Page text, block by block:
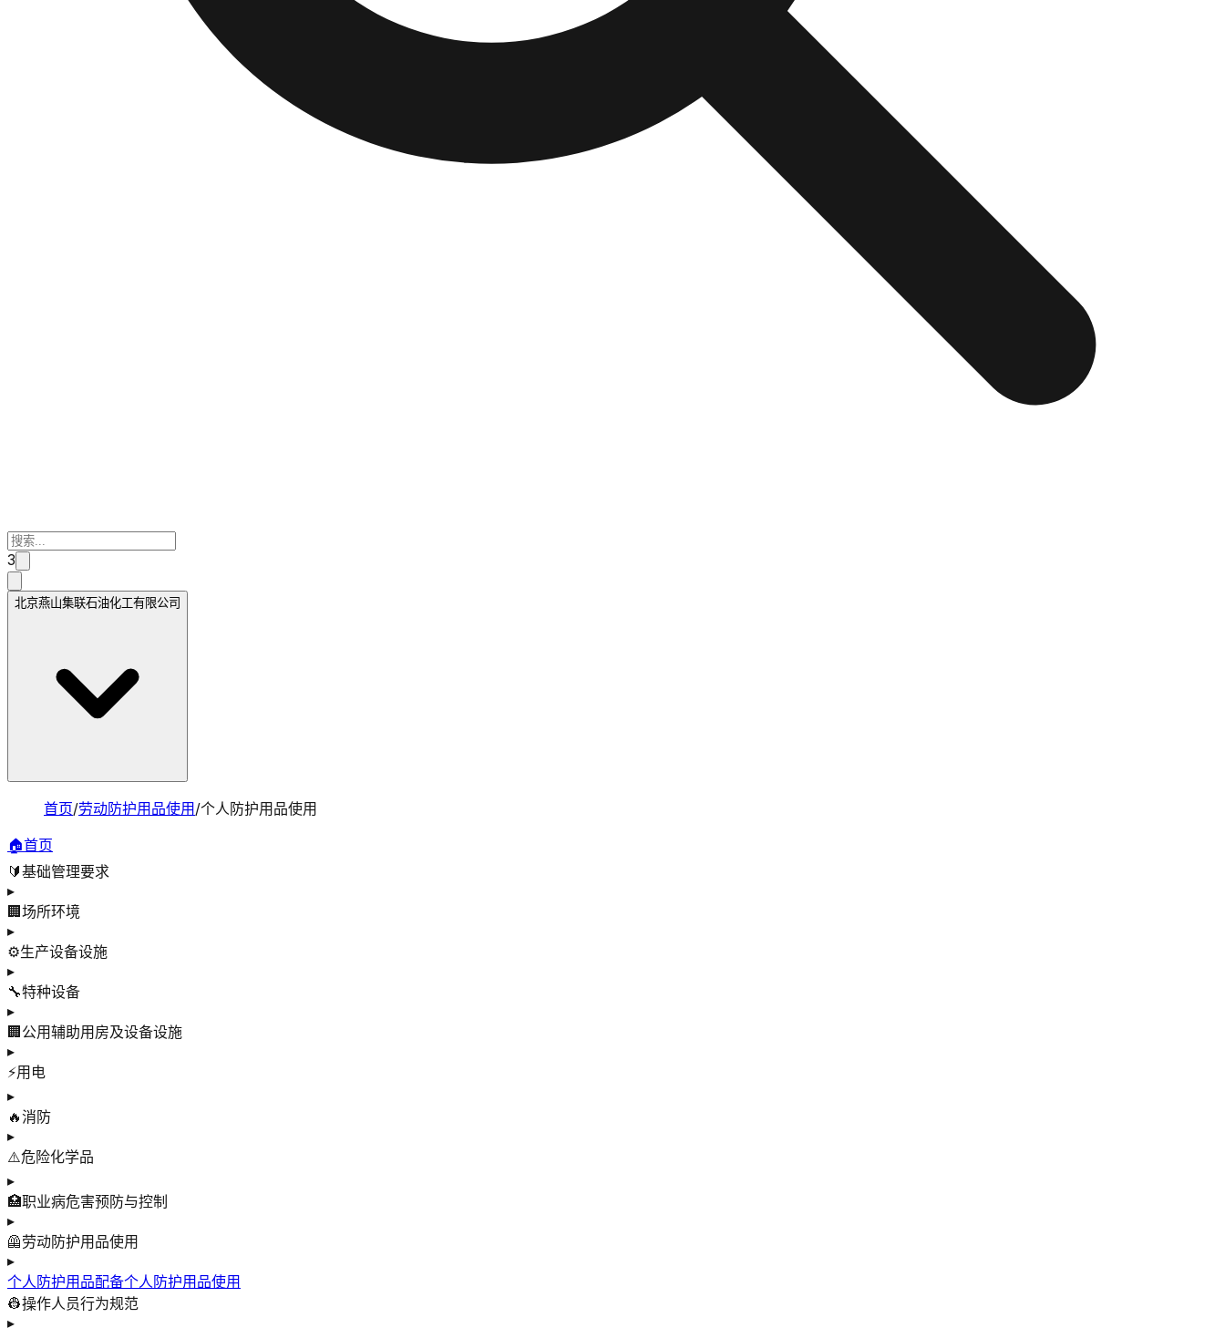
3
北京燕山集联石油化工有限公司
首页/劳动防护用品使用 /个人防护用品使用
🏠首页
🔰基础管理要求
▸
🏢 场所环境
▸
⚙️生产设备设施
▸
🔧特种设备
▸
🏢 公用辅助用房及设备设施
▸
⚡用电
▸
🔥消防
▸
⚠️危险化学品
▸
🏥职业病危害预防与控制
▸
🦺劳动防护用品使用
▸
个人防护用品配备个人防护用品使用
👷操作人员行为规范
▸